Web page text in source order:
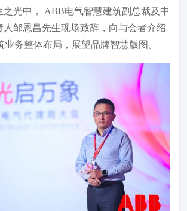
之光中， ABB电气智慧建筑副总裁及中
人邹恩昌先生现场致辞，向与会者介绍
务整体布局，展望品牌智慧版图。